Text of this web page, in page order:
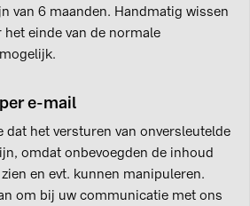
van 6 maanden. Handmatig wissen
het einde van de normale
e-mail
dat het versturen van onversleutelde
omdat onbevoegden de inhoud
en evt. kunnen manipuleren.
om bij uw communicatie met ons